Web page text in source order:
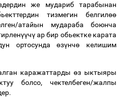
же мудариб
тарабынан
тизмегин белгилөө
/атайын мудараба
боюнча
үүчү ар бир обьектке карата
ортосунда өзүнчө
келишим
каражаттарды өз ыктыяры
болсо, чектелбеген/жалпы
.